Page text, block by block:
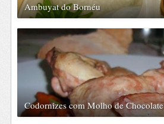
Ambuyat do Bornéu
Codornizes com Molho de Chocolate